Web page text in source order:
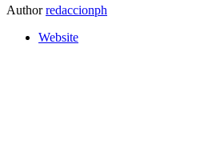
Author redaccionph
Website